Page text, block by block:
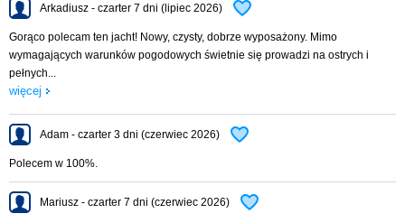
Arkadiusz - czarter 7 dni (lipiec 2026)
Gorąco polecam ten jacht! Nowy, czysty, dobrze wyposażony. Mimo
wymagających warunków pogodowych świetnie się prowadzi na ostrych i
pełnych...
więcej
Adam - czarter 3 dni (czerwiec 2026)
Polecem w 100%.
Mariusz - czarter 7 dni (czerwiec 2026)